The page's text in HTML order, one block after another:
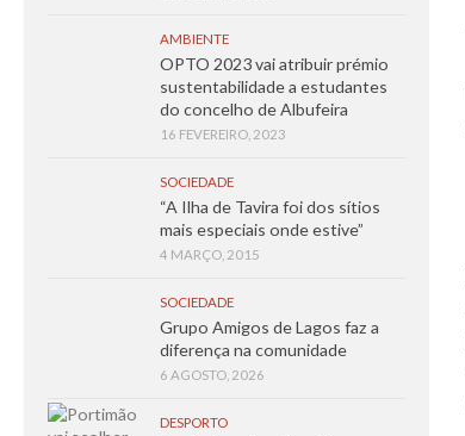
AMBIENTE
OPTO 2023 vai atribuir prémio
sustentabilidade a estudantes
do concelho de Albufeira
16 FEVEREIRO, 2023
SOCIEDADE
“A Ilha de Tavira foi dos sítios
mais especiais onde estive”
4 MARÇO, 2015
SOCIEDADE
Grupo Amigos de Lagos faz a
diferença na comunidade
6 AGOSTO, 2026
DESPORTO